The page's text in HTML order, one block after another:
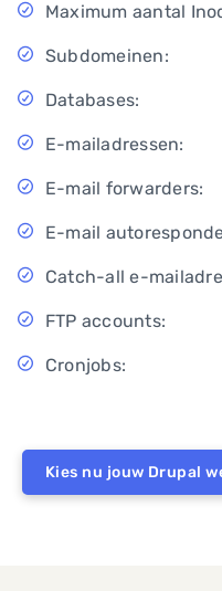
Maximum aantal
Subdomeinen:
Databases:
E-mailadressen:
E-mail forwarders:
E-mail
Catch-all e-
FTP accounts:
Cronjobs:
Kies nu jouw Drupal